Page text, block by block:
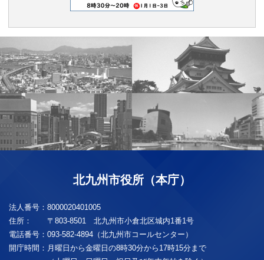
北九州市役所（本庁）
法人番号： 8000020401005
住所：
〒803-8501 北九州市小倉北区城内1番1号
電話番号： 093-582-4894（北九州市コールセンター）
開庁時間： 月曜日から金曜日の8時30分から17時15分まで